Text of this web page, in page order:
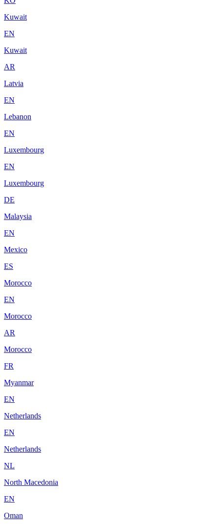
Kuwait
EN
Kuwait
AR
Latvia
EN
Lebanon
EN
Luxembourg
EN
Luxembourg
DE
Malaysia
EN
Mexico
ES
Morocco
EN
Morocco
AR
Morocco
FR
Myanmar
EN
Netherlands
EN
Netherlands
NL
North Macedonia
EN
Oman